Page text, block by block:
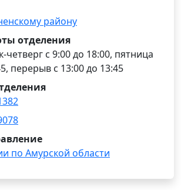
району
отделения
четверг с 9:00 до 18:00, пятница
перерыв с 13:00 до 13:45
по Амурской области